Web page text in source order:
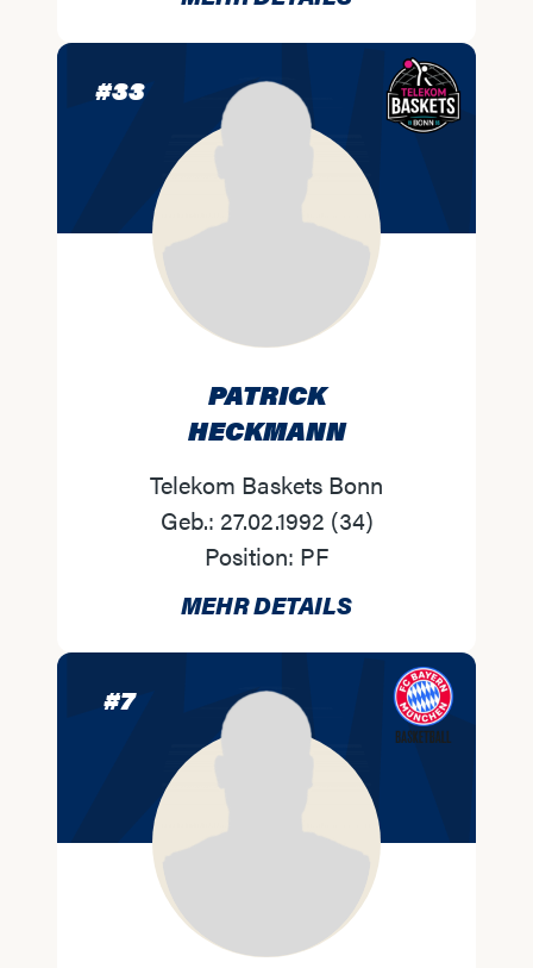
#33
PATRICK
HECKMANN
Telekom Baskets Bonn
Geb.: 27.02.1992 (34)
Position: PF
MEHR DETAILS
#7